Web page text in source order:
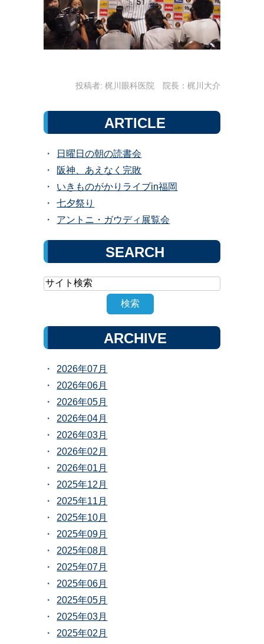
投稿者: 梶川眼科医院 院長：梶川大介
ARTICLE
日曜日の朝の読書会
阪神、あえなく完敗
いきものがかりライブin福岡
七夕祭り
アントニ・ガウディ展覧会
SEARCH
ARCHIVE
2026年07月
2026年06月
2026年05月
2026年04月
2026年03月
2026年02月
2026年01月
2025年12月
2025年11月
2025年10月
2025年09月
2025年08月
2025年07月
2025年06月
2025年05月
2025年03月
2025年02月